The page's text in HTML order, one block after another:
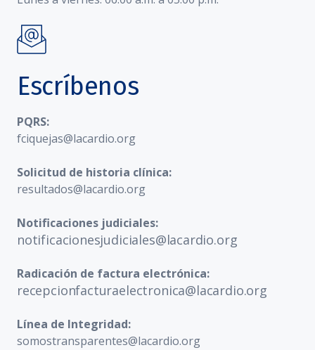
Escríbenos
PQRS:
fciquejas@lacardio.org
Solicitud de historia clínica:
resultados@lacardio.org
Notificaciones judiciales:
notificacionesjudiciales@lacardio.org
Radicación de factura electrónica:
recepcionfacturaelectronica@lacardio.org
Línea de Integridad:
somostransparentes@lacardio.org